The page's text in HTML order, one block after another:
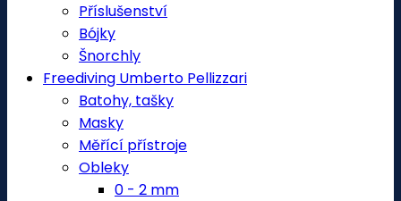
Příslušenství
Bójky
Šnorchly
Freediving Umberto Pellizzari
Batohy, tašky
Masky
Měřící přístroje
Obleky
0 - 2 mm